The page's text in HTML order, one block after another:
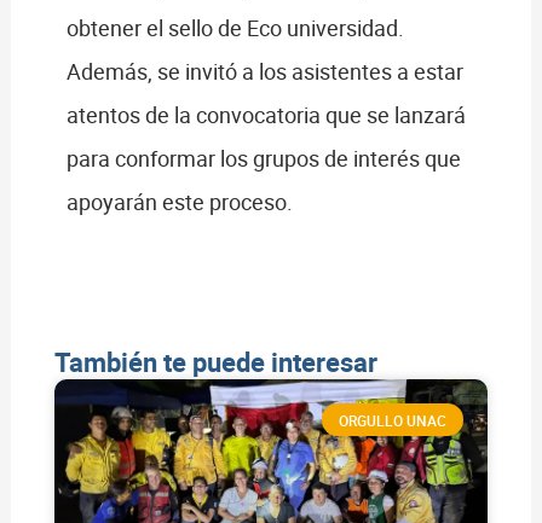
obtener el sello de Eco universidad.
Además, se invitó a los asistentes a estar
atentos de la convocatoria que se lanzará
para conformar los grupos de interés que
apoyarán este proceso.
También te puede interesar
ORGULLO UNAC